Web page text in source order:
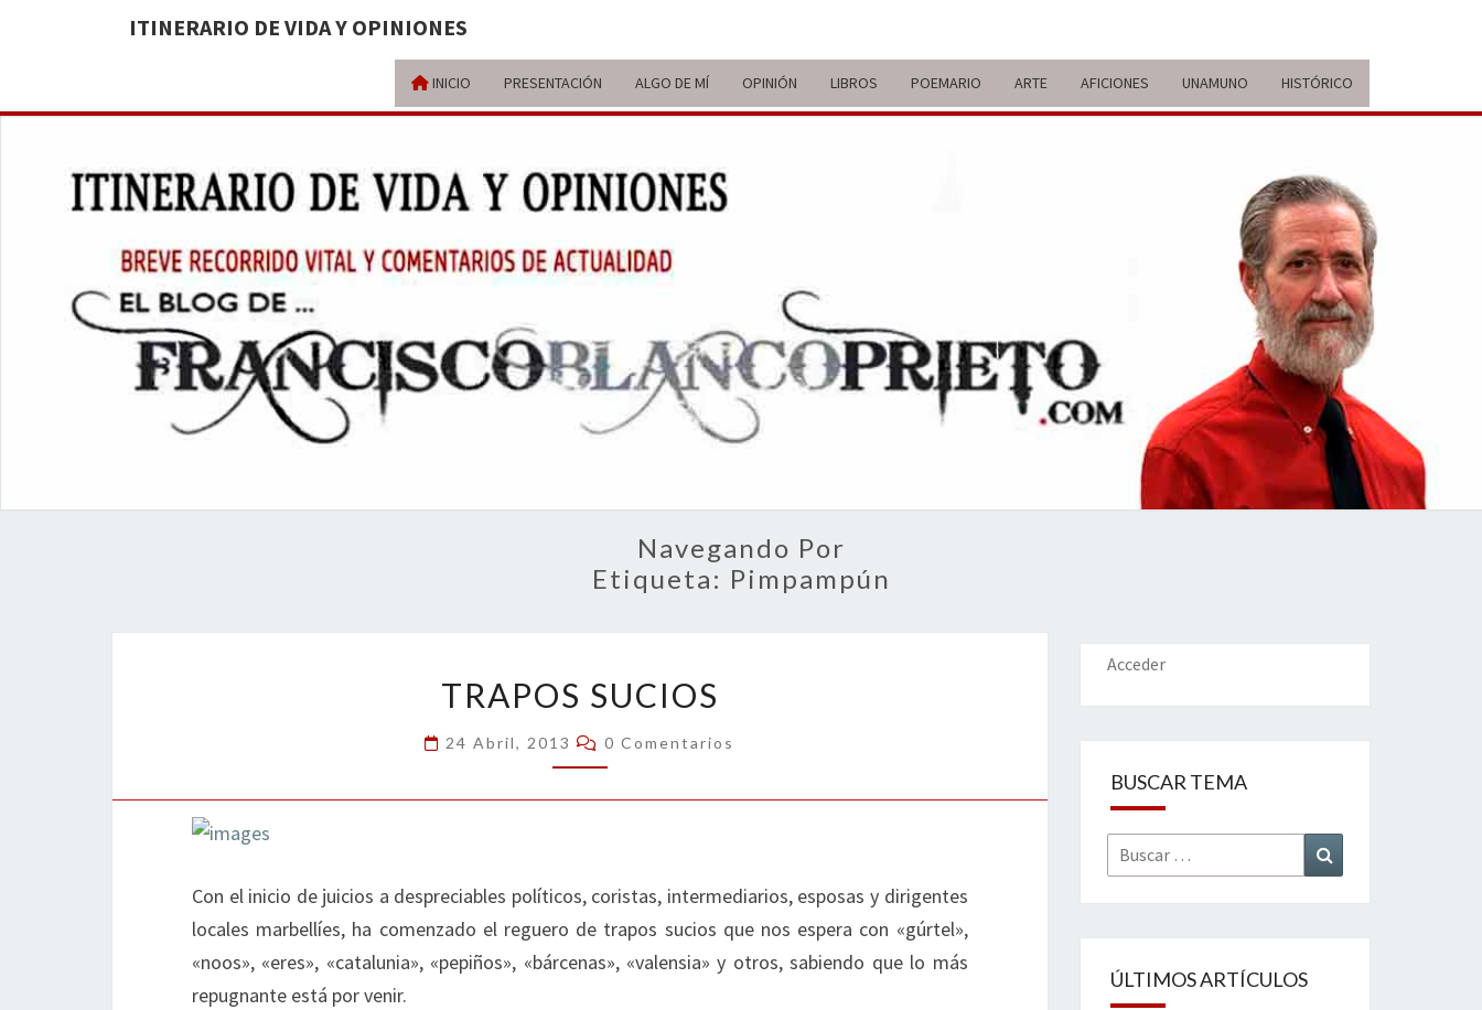
ITINERARIO DE VIDA Y OPINIONES
INICIO PRESENTACIÓN ALGO DE MÍ OPINIÓN LIBROS POEMARIO ARTE AFICIONES UNAMUNO HISTÓRICO
ITINERARIO
DE VIDA Y
OPINIONES
BREVE
RECORRIDO
VITAL Y
COMENTARIOS
ACTUALIDAD
Navegando Por
Etiqueta: Pimpampún
SUCIOS
TRAPOS SUCIOS
24 Abril, 2013 Comentarios
0 Comentarios
Con el inicio de juicios a despreciables políticos, coristas, intermediarios, esposas y dirigentes
locales marbellíes, ha comenzado el reguero de trapos sucios que nos espera con «gúrtel»,
«noos», «eres», «catalunia», «pepiños», «bárcenas», «valensia» y otros, sabiendo que lo más
repugnante está por venir.
Acceder
BUSCAR TEMA
Buscar
por:
ÚLTIMOS ARTÍCULOS